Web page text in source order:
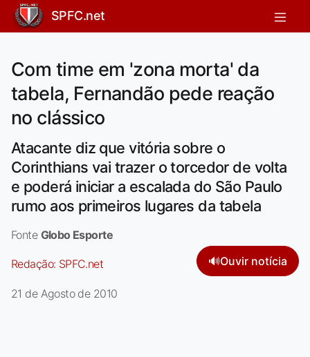
SPFC.net
Com time em 'zona morta' da
tabela, Fernandão pede reação
no clássico
Atacante diz que vitória sobre o
Corinthians vai trazer o torcedor de volta
e poderá iniciar a escalada do São Paulo
rumo aos primeiros lugares da tabela
Fonte Globo Esporte
Redação: SPFC.net 🔊Ouvir notícia
21 de Agosto de 2010